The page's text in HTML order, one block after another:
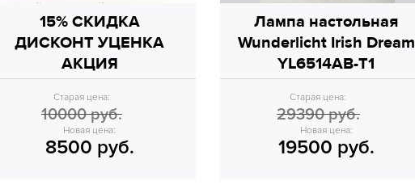
15% СКИДКА
ДИСКОНТ УЦЕНКА
АКЦИЯ
Старая цена:
10000 руб.
Новая цена:
8500 руб.
Лампа настольная
Wunderlicht Irish Dream
YL6514AB-T1
Старая цена:
29390 руб.
Новая цена:
19500 руб.